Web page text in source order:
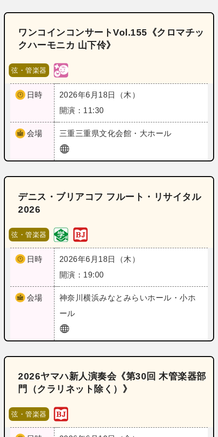
ワンコインコンサートVol.155《クロマチッ
クハーモニカ 山下伶》
弦・管楽器
日時
2026年6月18日（木）
開演：11:30
会場 三重三重県文化会館・大ホール
デニス・ブリアコフ フルート・リサイタル
2026
弦・管楽器
日時
2026年6月18日（木）
開演：19:00
会場 神奈川横浜みなとみらいホール・小ホ
ール
2026ヤマハ新人演奏会《第30回 木管楽器部
門（クラリネット除く）》
弦・管楽器